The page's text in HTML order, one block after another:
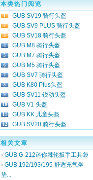
本类热门阅览
1 GUB SV19 骑行头盔
2 GUB SV9 PLUS 骑行头盔
3 GUB SV18 骑行头盔
4 GUB M8 骑行头盔
5 GUB M7 骑行头盔
6 GUB M5 骑行头盔
7 GUB SV7 骑行头盔
8 GUB K80 Plus头盔
9 GUB SV11 锐动头盔
10 GUB V1 头盔
11 GUB KK 儿童头盔
12 GUB SV20 骑行头盔
相关文章
› GUB G-212迷你棘轮扳手工具袋
› GUB 192/193/195 舒适充气坐
垫...